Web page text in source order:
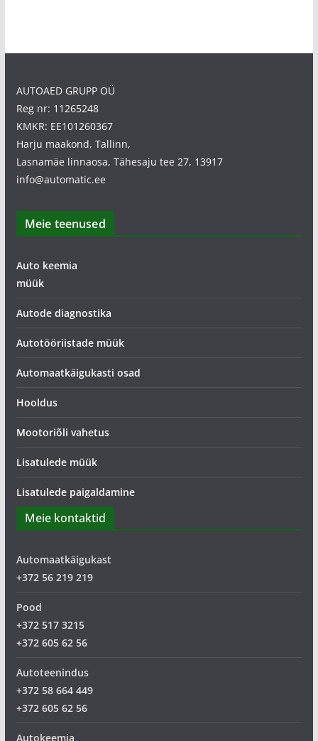
AUTOAED GRUPP OÜ
Reg nr: 11265248
KMKR: EE101260367
Harju maakond, Tallinn,
Lasnamäe linnaosa, Tähesaju tee 27, 13917
info@automatic.ee
Meie teenused
Auto keemia
müük
Autode diagnostika
Autotööriistade müük
Automaatkäigukasti osad
Hooldus
Mootoriõli vahetus
Lisatulede müük
Lisatulede paigaldamine
Meie kontaktid
Automaatkäigukast
+372 56 219 219
Pood
+372 517 3215
+372 605 62 56
Autoteenindus
+372 58 664 449
+372 605 62 56
Autokeemia